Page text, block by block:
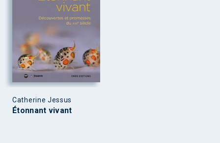
Catherine Jessus
Étonnant vivant